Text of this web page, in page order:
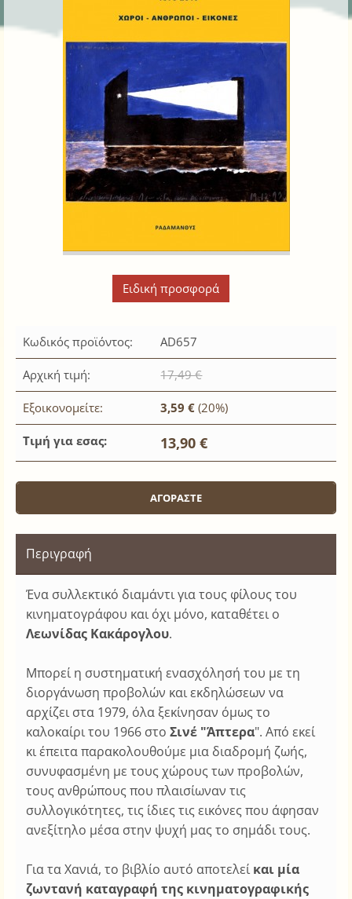
Ειδική προσφορά
Κωδικός προϊόντος: AD657
Αρχική τιμή: 17,49 €
Εξοικονομείτε: 3,59 € (20%)
Τιμή για εσας: 13,90 €
Περιγραφή
Ένα συλλεκτικό διαμάντι για τους φίλους του
κινηματογράφου και όχι μόνο, καταθέτει ο
Λεωνίδας Κακάρογλου.
Μπορεί η συστηματική ενασχόλησή του με τη
διοργάνωση προβολών και εκδηλώσεων να
αρχίζει στα 1979, όλα ξεκίνησαν όμως το
καλοκαίρι του 1966 στο Σινέ "Άπτερα". Από εκεί
κι έπειτα παρακολουθούμε μια διαδρομή ζωής,
συνυφασμένη με τους χώρους των προβολών,
τους ανθρώπους που πλαισίωναν τις
συλλογικότητες, τις ίδιες τις εικόνες που άφησαν
ανεξίτηλο μέσα στην ψυχή μας το σημάδι τους.
Για τα Χανιά, το βιβλίο αυτό αποτελεί και μία
ζωντανή καταγραφή της κινηματογραφικής